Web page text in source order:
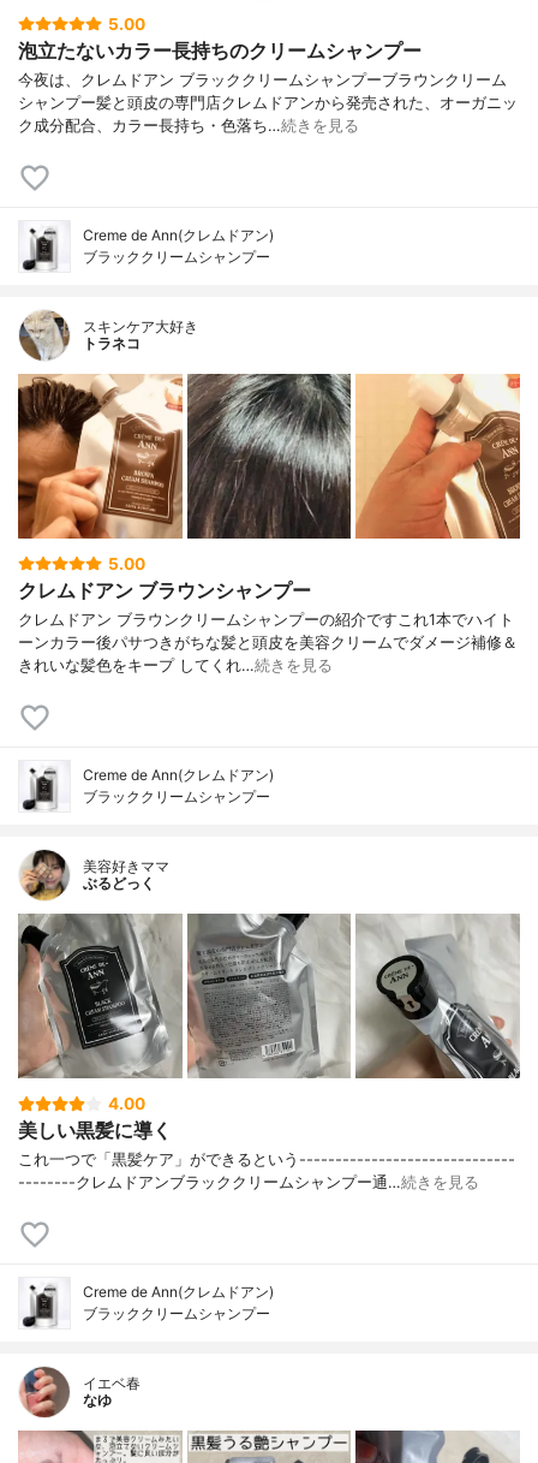
5.00
泡立たないカラー長持ちのクリームシャンプー
今夜は、クレムドアン ブラッククリームシャンプーブラウンクリーム
シャンプー髪と頭皮の専門店クレムドアンから発売された、オーガニッ
ク成分配合、カラー長持ち・色落ち…続きを見る
Creme de Ann(クレムドアン)
ブラッククリームシャンプー
スキンケア大好き
トラネコ
5.00
クレムドアン ブラウンシャンプー
クレムドアン ブラウンクリームシャンプーの紹介ですこれ1本でハイト
ーンカラー後パサつきがちな髪と頭皮を美容クリームでダメージ補修＆
きれいな髪色をキープ してくれ…続きを見る
Creme de Ann(クレムドアン)
ブラッククリームシャンプー
美容好きママ
ぶるどっく
4.00
美しい黒髪に導く
これ一つで「黒髪ケア」ができるという⁣------------------------------
--------⁣クレムドアン⁣ブラッククリームシャンプー⁣通…続きを見る
Creme de Ann(クレムドアン)
ブラッククリームシャンプー
イエベ春
なゆ